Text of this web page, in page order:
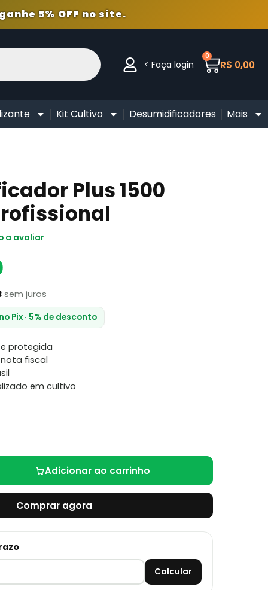
5% OFF no site.
< Faça login R$ 0,00
0
Kit Cultivo Desumidificadores Mais
Plus 1500
a avaliar
sem juros
Pix · 5% de desconto
e protegida
fiscal
em cultivo
Adicionar ao carrinho
Comprar agora
Calcular